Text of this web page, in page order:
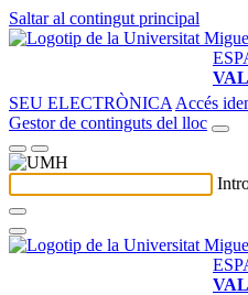
Saltar al contingut principal
SEU ELECTRÒNICA Accés
Gestor de continguts del lloc